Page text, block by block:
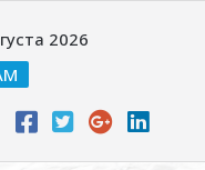
2026